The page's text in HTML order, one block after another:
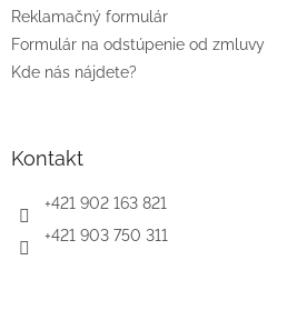
Reklamačný formulár
Formulár na odstúpenie od zmluvy
Kde nás nájdete?
Kontakt
+421 902 163 821
+421 903 750 311